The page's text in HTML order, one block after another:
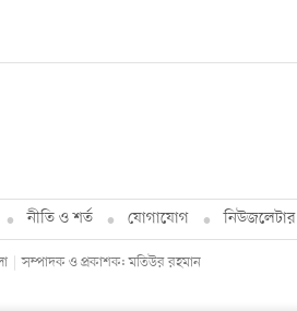
নীতি ও শর্ত যোগাযোগ নিউজলেটার
সম্পাদক ও প্রকাশক: মতিউর রহমান